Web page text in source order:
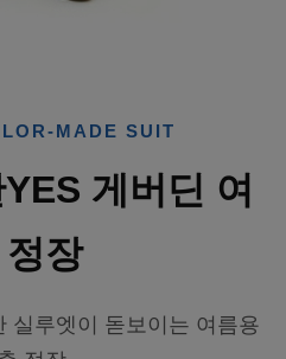
MADE SUIT
게버딘 여
장
실루엣이 돋보이는 여름용